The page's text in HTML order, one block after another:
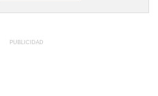
PUBLICIDAD